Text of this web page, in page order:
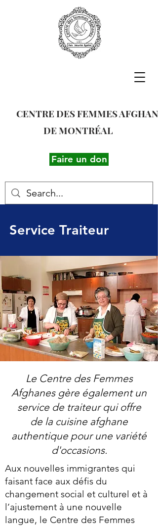
CENTRE DES FEMMES
DE MONTRÉAL
Faire un don
Service Traiteur
Le Centre des Femmes
Afghanes gère également un
service de traiteur qui offre
de la cuisine afghane
authentique pour une variété
d'occasions.
Aux nouvelles immigrantes qui
faisant face aux défis du
changement social et culturel et à
l’ajustement à une nouvelle
langue, le Centre des Femmes